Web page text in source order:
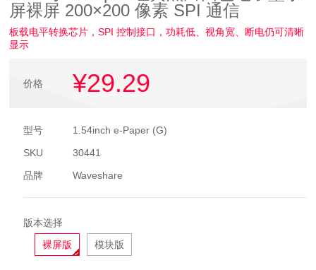
屏裸屏 200×200 像素 SPI 通信
板载电平转换芯片，SPI 控制接口，功耗低、视角宽、断电仍可清晰
显示
价格 ¥29.29
型号
1.54inch e-Paper (G)
SKU
30441
品牌
Waveshare
版本选择
裸屏版
模块版